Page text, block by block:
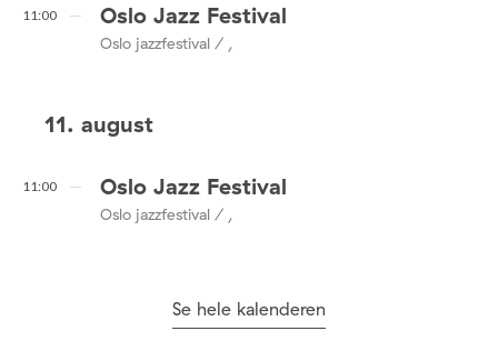
11:00 Oslo Jazz Festival
Oslo jazzfestival / ,
11. august
11:00 Oslo Jazz Festival
Oslo jazzfestival / ,
Se hele kalenderen